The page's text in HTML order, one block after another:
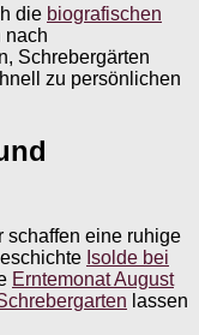
die biografischen
nach
Schrebergärten
zu persönlichen
schaffen eine ruhige
Isolde bei
Erntemonat August
lassen